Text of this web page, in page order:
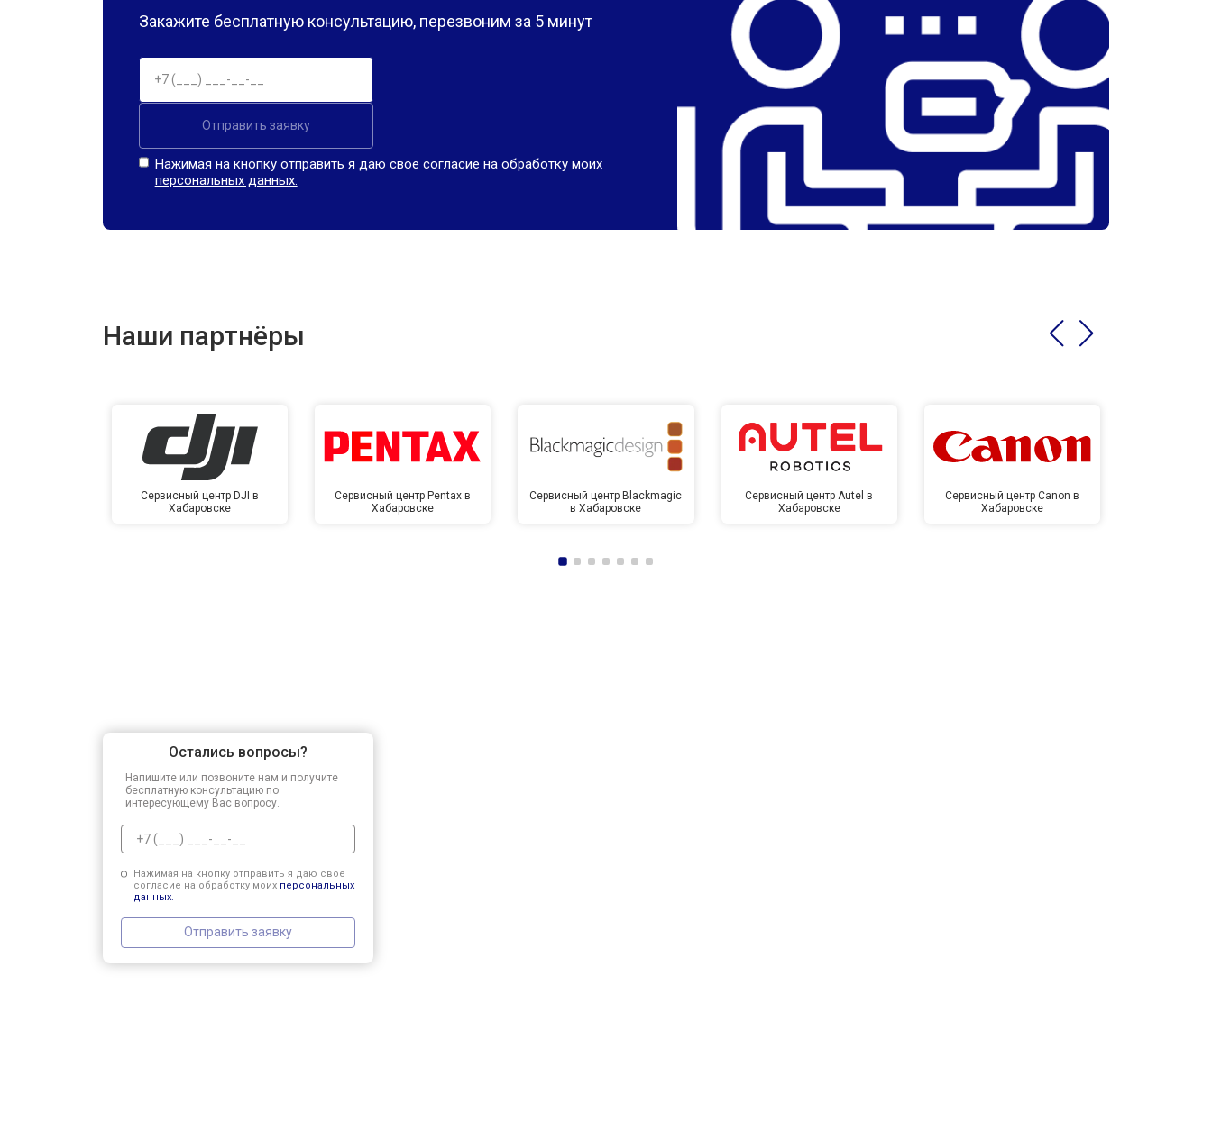
Закажите бесплатную консультацию, перезвоним за 5 минут
Отправить заявку
Нажимая на кнопку отправить я даю свое согласие на обработку моих
персональных данных.
Наши партнёры
Сервисный центр DJI в
Хабаровске
Сервисный центр Pentax в
Хабаровске
Сервисный центр Blackmagic
в Хабаровске
Сервисный центр Autel в
Хабаровске
Сервисный центр Canon в
Хабаровске
Остались вопросы?
Напишите или позвоните нам и получите
бесплатную консультацию по
интересующему Вас вопросу.
Нажимая на кнопку отправить я даю свое
согласие на обработку моих персональных
данных.
Отправить заявку